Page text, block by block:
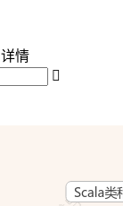
详情
